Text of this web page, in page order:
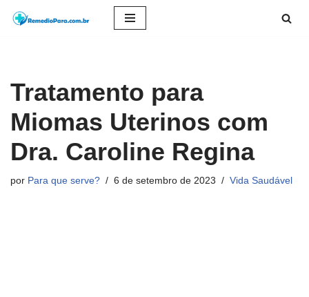
conteúdo
Tratamento para
Miomas Uterinos com
Dra. Caroline Regina
por Para que serve? 6 de setembro de 2023 Vida Saudável